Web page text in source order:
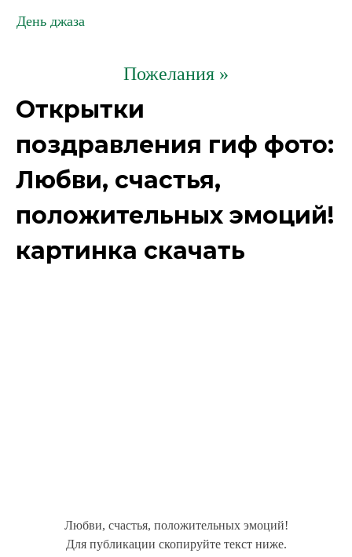
День джаза
Пожелания »
Открытки
поздравления гиф фото:
Любви, счастья,
положительных эмоций!
картинка скачать
Любви, счастья, положительных эмоций!
Для публикации скопируйте текст ниже.